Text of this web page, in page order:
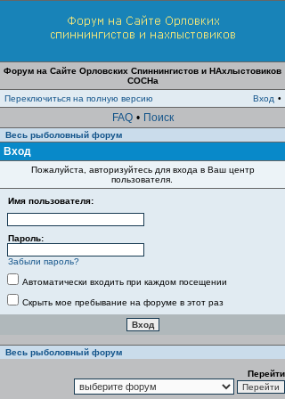
Форум на Сайте Орловских Спиннингистов и НАхлыстовиков
СОСНа
Переключиться на полную версию
Вход •
FAQ • Поиск
Весь рыболовный форум
Вход
Пожалуйста, авторизуйтесь для входа в Ваш центр
пользователя.
Имя пользователя:
Пароль:
Забыли пароль?
Автоматически входить при каждом посещении
Скрыть мое пребывание на форуме в этот раз
Весь рыболовный форум
Перейти